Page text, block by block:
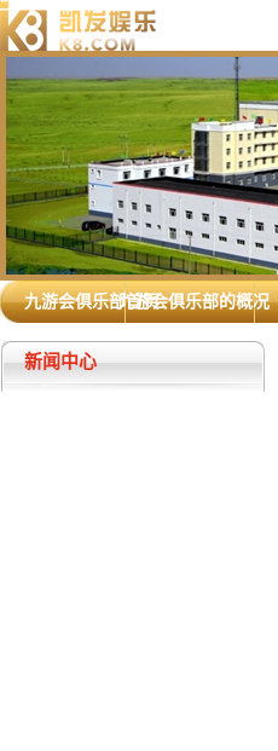
九游会俱乐部首页九游会俱乐部的概况
新闻中心